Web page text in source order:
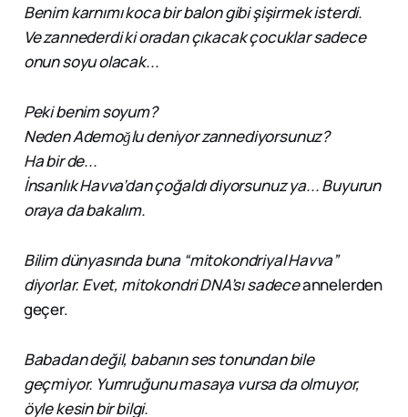
Benim karnımı koca bir balon gibi şişirmek isterdi.
Ve zannederdi ki oradan çıkacak çocuklar sadece
onun soyu olacak...
Peki benim soyum?
Neden Ademoğlu deniyor zannediyorsunuz?
Ha bir de...
İnsanlık Havva’dan çoğaldı diyorsunuz ya... Buyurun
oraya da bakalım.
Bilim dünyasında buna “mitokondriyal Havva”
diyorlar. Evet, mitokondri DNA’sı sadeceannelerden
geçer.
Babadan değil, babanın ses tonundan bile
geçmiyor. Yumruğunu masaya vursa da olmuyor,
öyle kesin bir bilgi.